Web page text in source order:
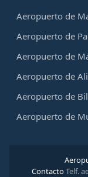
Aeropuerto de
Aeropuerto de
Aeropuerto de
Aeropuerto de
Aeropuerto de
Aeropuerto de
ContactoTelf.